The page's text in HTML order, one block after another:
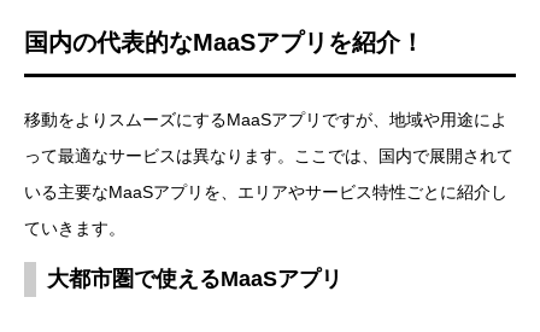
国内の代表的なMaaSアプリを紹介！
移動をよりスムーズにするMaaSアプリですが、地域や用途によ
って最適なサービスは異なります。ここでは、国内で展開されて
いる主要なMaaSアプリを、エリアやサービス特性ごとに紹介し
ていきます。
大都市圏で使えるMaaSアプリ